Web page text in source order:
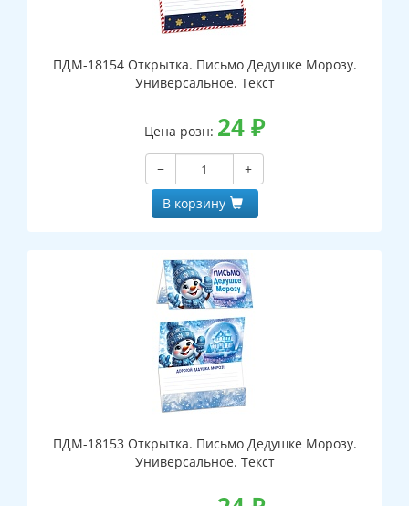
ПДМ-18154 Открытка. Письмо Дедушке Морозу.
Универсальное. Текст
Цена розн: 24₽
−
+
В корзину
ПДМ-18153 Открытка. Письмо Дедушке Морозу.
Универсальное. Текст